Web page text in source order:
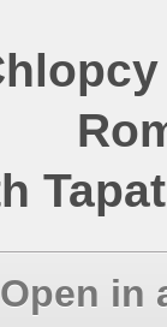
Open in